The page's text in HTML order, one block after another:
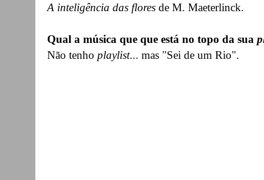
A inteligência das flores de M. Maeterlinck.
Qual a música que que está no topo da sua
Não tenho playlist... mas "Sei de um Rio".